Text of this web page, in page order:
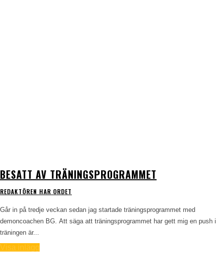
BESATT AV TRÄNINGSPROGRAMMET
REDAKTÖREN HAR ORDET
Går in på tredje veckan sedan jag startade träningsprogrammet med
demoncoachen BG. Att säga att träningsprogrammet har gett mig en push i
träningen är...
Visa inlägg